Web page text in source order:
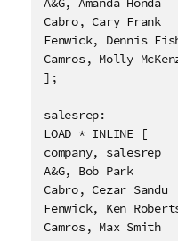
Cabro, Cary Frank
Fenwick, Dennis
Camros, Molly
];
salesrep:
LOAD * INLINE [
company, salesrep
A&G, Bob Park
Cabro, Cezar Sandu
Fenwick, Ken
Camros, Max Smith